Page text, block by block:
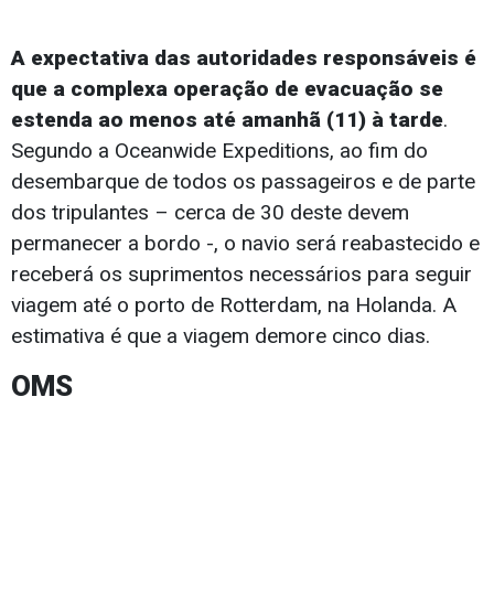
A expectativa das autoridades responsáveis é
que a complexa operação de evacuação se
estenda ao menos até amanhã (11) à tarde.
Segundo a Oceanwide Expeditions, ao fim do
desembarque de todos os passageiros e de parte
dos tripulantes – cerca de 30 deste devem
permanecer a bordo -, o navio será reabastecido e
receberá os suprimentos necessários para seguir
viagem até o porto de Rotterdam, na Holanda. A
estimativa é que a viagem demore cinco dias.
OMS